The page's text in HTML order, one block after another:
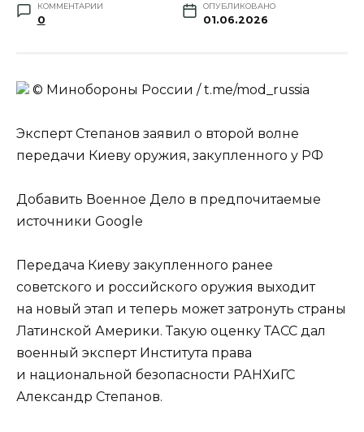
КОММЕНТАРИИ
0
ОПУБЛИКОВАНО
01.06.2026
© Минобороны России / t.me/mod_russia
Эксперт Степанов заявил о второй волне
передачи Киеву оружия, закупленного у РФ
Добавить Военное Дело в предпочитаемые
источники Google
Передача Киеву закупленного ранее
советского и российского оружия выходит
на новый этап и теперь может затронуть страны
Латинской Америки. Такую оценку ТАСС дал
военный эксперт Института права
и национальной безопасности РАНХиГС
Александр Степанов.